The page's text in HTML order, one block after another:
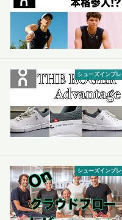
シューズインプレ
シューズインプレ